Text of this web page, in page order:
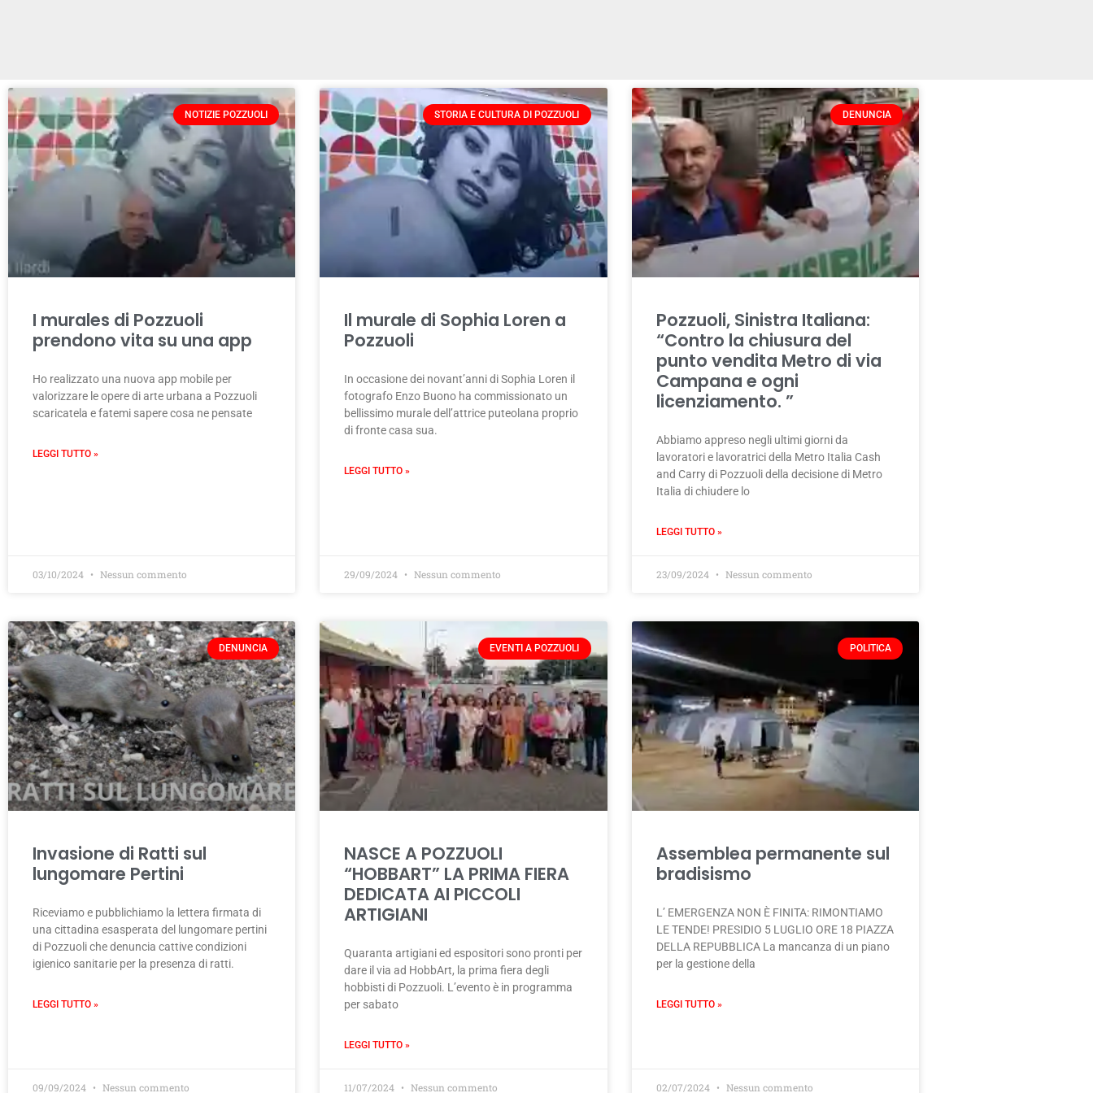
NOTIZIE POZZUOLI
I murales di Pozzuoli
prendono vita su una app
Ho realizzato una nuova app mobile per
valorizzare le opere di arte urbana a Pozzuoli
scaricatela e fatemi sapere cosa ne pensate
LEGGI TUTTO »
03/10/2024 Nessun commento
STORIA E CULTURA DI POZZUOLI
Il murale di Sophia Loren a
Pozzuoli
In occasione dei novant’anni di Sophia Loren il
fotografo Enzo Buono ha commissionato un
bellissimo murale dell’attrice puteolana proprio
di fronte casa sua.
LEGGI TUTTO »
29/09/2024 Nessun commento
DENUNCIA
Pozzuoli, Sinistra Italiana:
“Contro la chiusura del
punto vendita Metro di via
Campana e ogni
licenziamento. ”
Abbiamo appreso negli ultimi giorni da
lavoratori e lavoratrici della Metro Italia Cash
and Carry di Pozzuoli della decisione di Metro
Italia di chiudere lo
LEGGI TUTTO »
23/09/2024 Nessun commento
DENUNCIA
Invasione di Ratti sul
lungomare Pertini
Riceviamo e pubblichiamo la lettera firmata di
una cittadina esasperata del lungomare pertini
di Pozzuoli che denuncia cattive condizioni
igienico sanitarie per la presenza di ratti.
LEGGI TUTTO »
09/09/2024 Nessun commento
EVENTI A POZZUOLI
NASCE A POZZUOLI
“HOBBART” LA PRIMA FIERA
DEDICATA AI PICCOLI
ARTIGIANI
Quaranta artigiani ed espositori sono pronti per
dare il via ad HobbArt, la prima fiera degli
hobbisti di Pozzuoli. L’evento è in programma
per sabato
LEGGI TUTTO »
11/07/2024 Nessun commento
POLITICA
Assemblea permanente sul
bradisismo
L’ EMERGENZA NON È FINITA: RIMONTIAMO
LE TENDE! PRESIDIO 5 LUGLIO ORE 18 PIAZZA
DELLA REPUBBLICA La mancanza di un piano
per la gestione della
LEGGI TUTTO »
02/07/2024 Nessun commento